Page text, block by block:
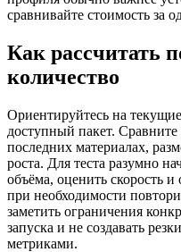
сравнивайте стоимость за
Как рассчитать
количество
Ориентируйтесь на
доступный пакет.
последних материалах,
роста. Для теста разумно
объёма, оценить скорость и
при необходимости
заметить ограничения
запуска и не создавать
метриками.